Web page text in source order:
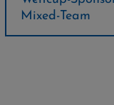
Regions-Partner